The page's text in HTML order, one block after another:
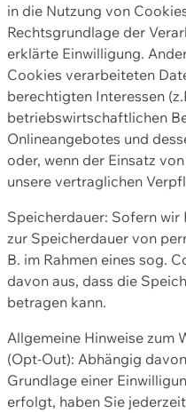
in die Nutzung von
Rechtsgrundlage der
erklärte Einwilligung.
Cookies verarbeiteten
berechtigten Interessen
betriebswirtschaftlichen
Onlineangebotes und
oder, wenn der Einsatz
unsere vertraglichen
Speicherdauer: Sofern wir
zur Speicherdauer von
B. im Rahmen eines sog.
davon aus, dass die
betragen kann.
Allgemeine Hinweise zum
(Opt-Out): Abhängig
Grundlage einer
erfolgt, haben Sie